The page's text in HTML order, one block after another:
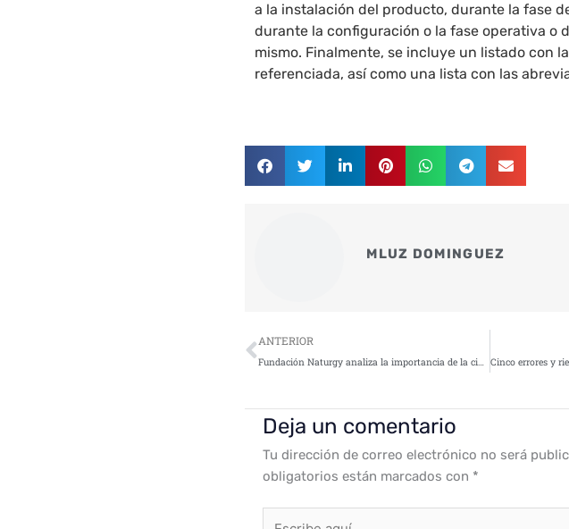
a la instalación del producto, durante la fase
durante la configuración o la fase operativa o
mismo. Finalmente, se incluye un listado con
referenciada, así como una lista con las
MLUZ DOMINGUEZ
Ant
ANTERIOR
Fundación Naturgy analiza la importancia de la ciberseguridad en la distribución eléctrica
Deja un comentario
Tu dirección de correo electrónico no será
obligatorios están marcados con *